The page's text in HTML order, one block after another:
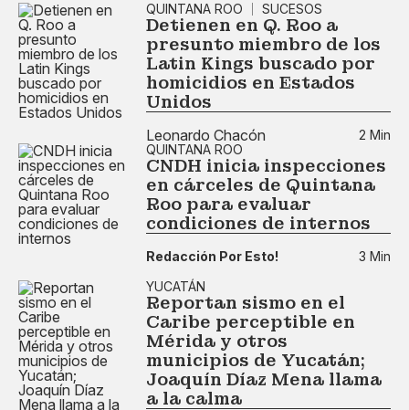
QUINTANA ROO
SUCESOS
Detienen en Q. Roo a
presunto miembro de los
Latin Kings buscado por
homicidios en Estados
Unidos
Leonardo Chacón
2 Min
QUINTANA ROO
CNDH inicia inspecciones
en cárceles de Quintana
Roo para evaluar
condiciones de internos
Redacción Por Esto!
3 Min
YUCATÁN
Reportan sismo en el
Caribe perceptible en
Mérida y otros
municipios de Yucatán;
Joaquín Díaz Mena llama
a la calma